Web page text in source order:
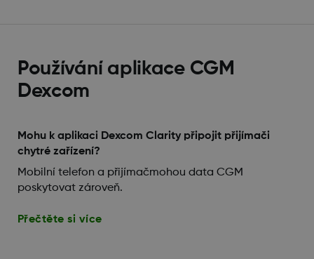
Používání aplikace CGM
Dexcom
Mohu k aplikaci Dexcom Clarity připojit přijímači
chytré zařízení?
Mobilní telefon a přijímačmohou data CGM
poskytovat zároveň.
Přečtěte si více